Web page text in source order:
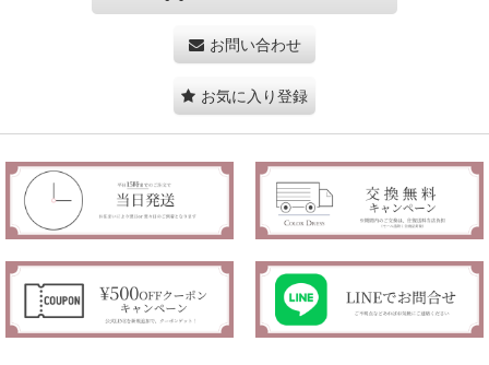
お問い合わせ
お気に入り登録